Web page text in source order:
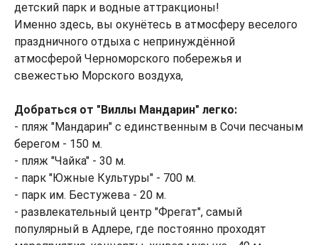
детский парк и водные аттракционы!
Именно здесь, вы окунётесь в атмосферу веселого
праздничного отдыха с непринуждённой
атмосферой Черноморского побережья и
свежестью Морского воздуха,
Добраться от "Виллы Мандарин" легко:
- пляж "Мандарин" с единственным в Сочи песчаным
берегом - 150 м.
- пляж "Чайка" - 30 м.
- парк "Южные Культуры" - 700 м.
- парк им. Бестужева - 20 м.
- развлекательный центр "Фрегат", самый
популярный в Адлере, где постоянно проходят